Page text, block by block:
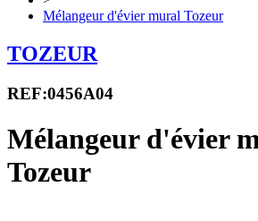
Mélangeur d'évier mural Tozeur
TOZEUR
REF:0456A04
Mélangeur d'évier
Tozeur